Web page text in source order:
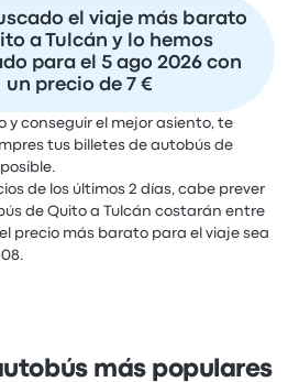
el viaje más barato
a Tulcán y lo hemos
para el 5 ago 2026 con
un precio de 7 €
y conseguir el mejor asiento, te
tus billetes de autobús de
de los últimos 2 días, cabe prever
de Quito a Tulcán costarán entre
el precio más barato para el viaje sea
más populares